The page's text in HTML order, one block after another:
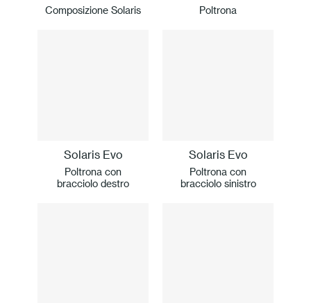
Composizione Solaris Poltrona
Solaris Evo
Poltrona con
bracciolo destro
Solaris Evo
Poltrona con
bracciolo sinistro